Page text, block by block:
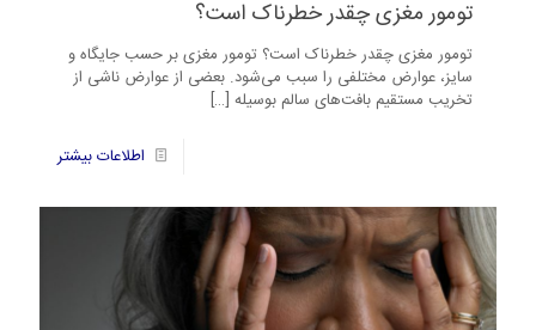
تومور مغزی چقدر خطرناک است؟
تومور مغزی چقدر خطرناک است؟ تومور مغزی بر حسب جایگاه و
سایز، عوارض مختلفی را سبب می‌شود. بعضی از عوارض ناشی از
تخریب مستقیم بافت‌های سالم بوسیله […]
اطلاعات بیشتر